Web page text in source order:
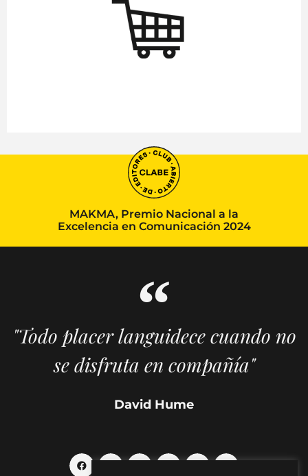
MAKMA, Premio Nacional a la
Excelencia en Comunicación 2024
"Todo placer languidece cuando no
se disfruta en compañía"
David Hume